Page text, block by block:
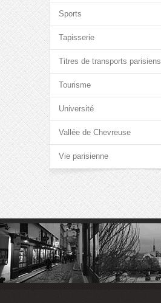
Sports
Tapisserie
Titres de transports parisiens
Tourisme
Université
Vallée de Chevreuse
Vie parisienne